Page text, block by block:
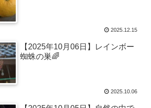
2025.12.15
【2025年10月06日】レインボー
蜘蛛の巣🌈
2025.10.06